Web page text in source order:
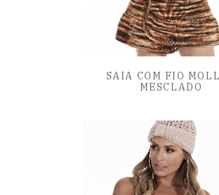
SAIA COM FIO
MESCLADO